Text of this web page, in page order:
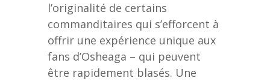
l’originalité de certains
commanditaires qui s’efforcent à
offrir une expérience unique aux
fans d’Osheaga – qui peuvent
être rapidement blasés. Une